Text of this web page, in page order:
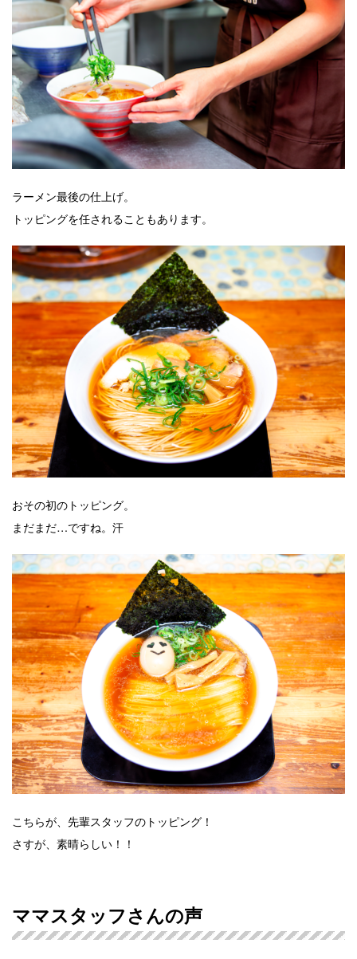
ラーメン最後の仕上げ。
トッピングを任されることもあります。
おその初のトッピング。
まだまだ…ですね。汗
こちらが、先輩スタッフのトッピング！
さすが、素晴らしい！！
ママスタッフさんの声